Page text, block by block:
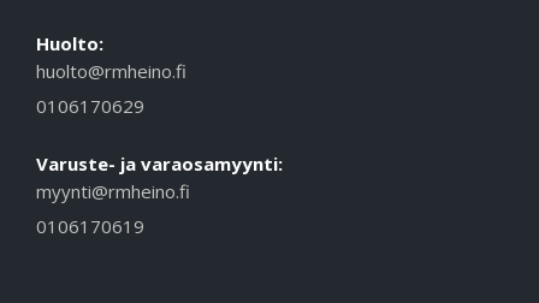
Huolto:
huolto@rmheino.fi
0106170629
Varuste- ja varaosamyynti:
myynti@rmheino.fi
0106170619